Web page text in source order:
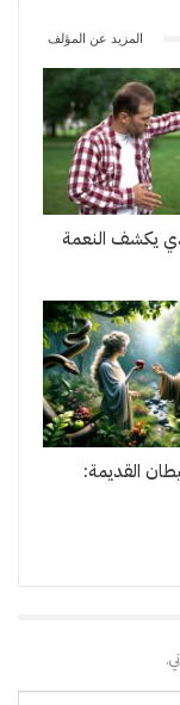
المزيد عن المؤلف
يكشف النعمة
القديمة: